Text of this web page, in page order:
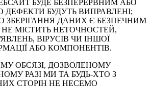
БУДЕ БЕЗПЕРЕРВНИМ АБО
БУДУТЬ ВИПРАВЛЕНІ;
ЗБЕРІГАННЯ ДАНИХ Є БЕЗПЕЧНИМ
МІСТИТЬ НЕТОЧНОСТЕЙ,
ВІРУСІВ ЧИ ІНШОЇ
АБО КОМПОНЕНТІВ.
ОБСЯЗІ, ДОЗВОЛЕНОМУ
РАЗІ МИ ТА БУДЬ-ХТО З
СТОРІН НЕ НЕСЕМО